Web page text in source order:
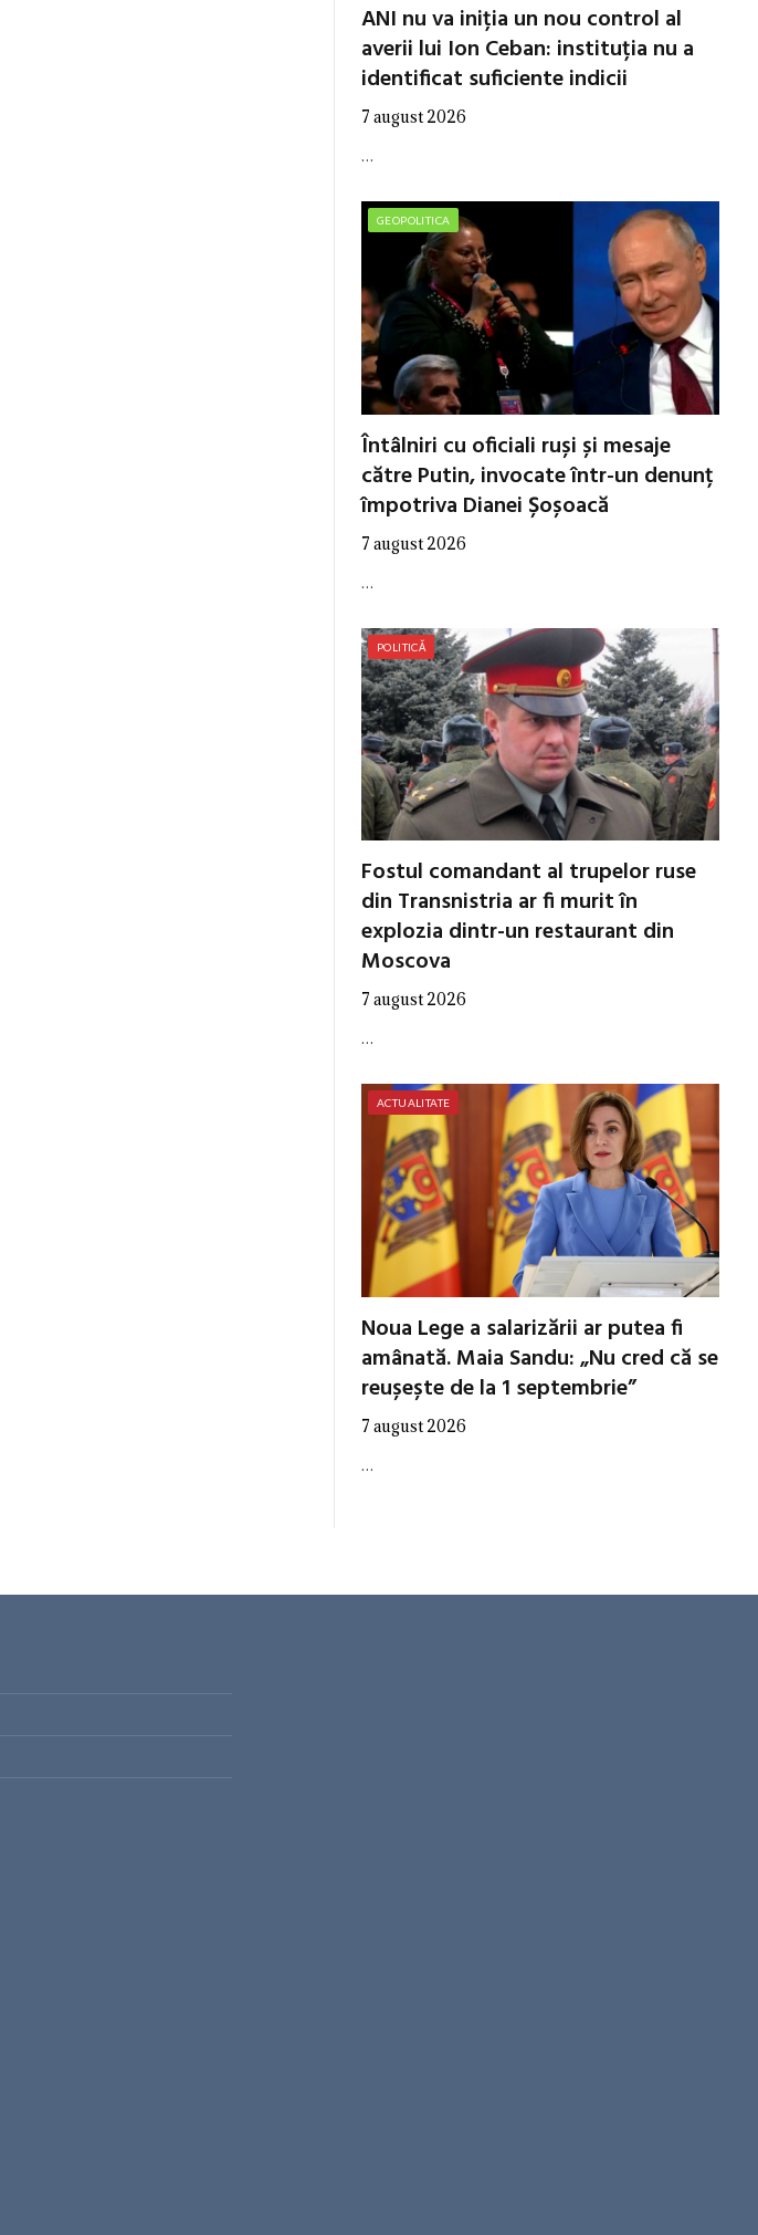
ANI nu va iniția un nou control al
averii lui Ion Ceban: instituția nu a
identificat suficiente indicii
7 august 2026
…
GEOPOLITICA
Întâlniri cu oficiali ruși și mesaje
către Putin, invocate într-un denunț
împotriva Dianei Șoșoacă
7 august 2026
…
POLITICĂ
Fostul comandant al trupelor ruse
din Transnistria ar fi murit în
explozia dintr-un restaurant din
Moscova
7 august 2026
…
ACTUALITATE
Noua Lege a salarizării ar putea fi
amânată. Maia Sandu: „Nu cred că se
reușește de la 1 septembrie”
7 august 2026
…